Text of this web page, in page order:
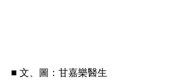
■ 文、圖：甘嘉樂醫生